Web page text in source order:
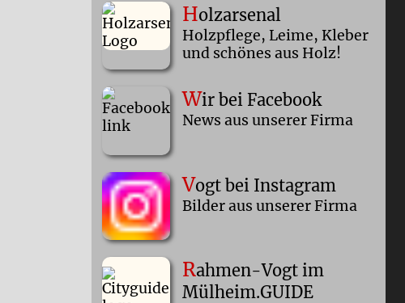
Holzarsenal
Holzpflege, Leime, Kleber
und schönes aus Holz!
Wir bei Facebook
News aus unserer Firma
Vogt bei Instagram
Bilder aus unserer Firma
Rahmen-Vogt im
Mülheim.GUIDE